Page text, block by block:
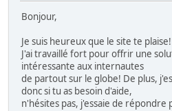
Bonjour,
Je suis heureux que le site te plaise!
J'ai travaillé fort pour offrir une
intéressante aux internautes
de partout sur le globe! De plus,
donc si tu as besoin d'aide,
n'hésites pas, j'essaie de